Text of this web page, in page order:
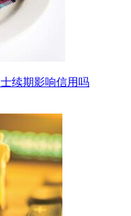
续期影响信用吗